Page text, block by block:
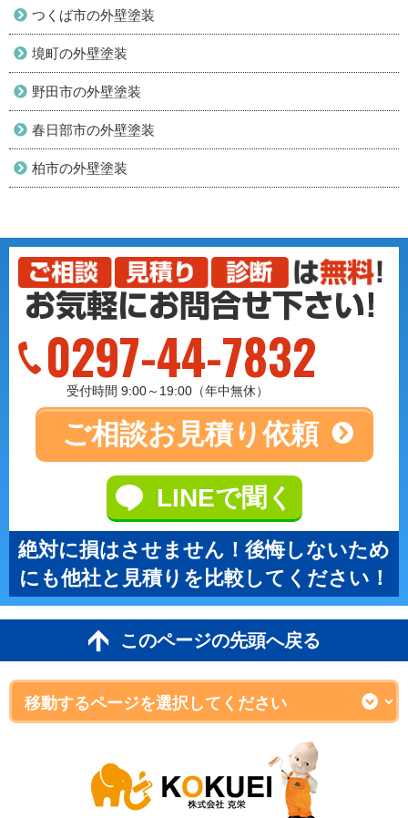
つくば市の外壁塗装
境町の外壁塗装
野田市の外壁塗装
春日部市の外壁塗装
柏市の外壁塗装
0297-44-7832
受付時間 9:00～19:00（年中無休）
ご相談お見積り依頼
LINEで聞く
絶対に損はさせません！後悔しないため
にも他社と見積りを比較してください！
このページの先頭へ戻る